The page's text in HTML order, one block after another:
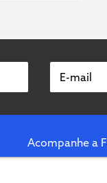
E-mail
Acompanhe a